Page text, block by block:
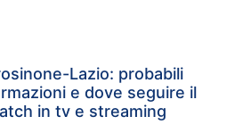
Lazio: probabili
e dove seguire il
in tv e streaming